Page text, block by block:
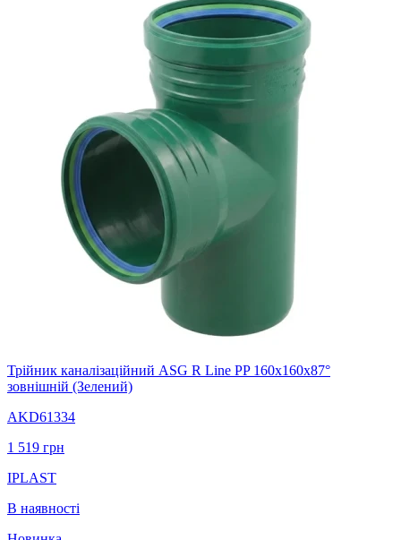
Трійник каналізаційний ASG R Line PP 160х160х87°
зовнішній (Зелений)
AKD61334
1 519 грн
IPLAST
В наявності